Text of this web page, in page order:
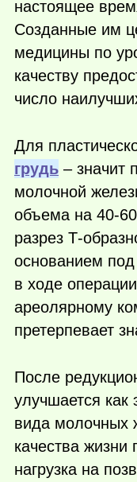
настоящее
Созданные им
медицины по
качеству
число
Для
грудь – значит
молочной
объема на 40-
разрез Т-
основанием
в ходе
ареолярному
претерпевает
После
улучшается как
вида молочных
качества жизни
нагрузка на